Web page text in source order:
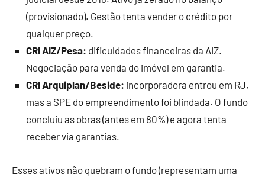
(provisionado). Gestão tenta vender o crédito por
qualquer preço.
CRI AIZ/Pesa: dificuldades financeiras da AIZ.
Negociação para venda do imóvel em garantia.
CRI Arquiplan/Beside: incorporadora entrou em RJ,
mas a SPE do empreendimento foi blindada. O fundo
concluiu as obras (antes em 80%) e agora tenta
receber via garantias.
Esses ativos não quebram o fundo (representam uma